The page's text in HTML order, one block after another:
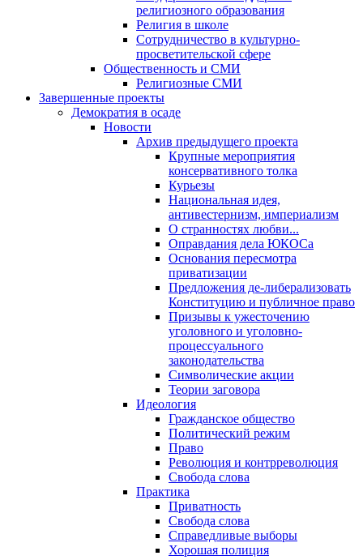
религиозного образования
Религия в школе
Сотрудничество в культурно-
просветительской сфере
Общественность и СМИ
Религиозные СМИ
Завершенные проекты
Демократия в осаде
Новости
Архив предыдущего проекта
Крупные мероприятия
консервативного толка
Курьезы
Национальная идея,
антивестернизм, империализм
О странностях любви...
Оправдания дела ЮКОСа
Основания пересмотра
приватизации
Предложения де-либерализовать
Конституцию и публичное право
Призывы к ужесточению
уголовного и уголовно-
процессуального
законодательства
Символические акции
Теории заговора
Идеология
Гражданское общество
Политический режим
Право
Революция и контрреволюция
Свобода слова
Практика
Приватность
Свобода слова
Справедливые выборы
Хорошая полиция